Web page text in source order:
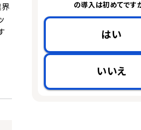
界
の導入は初めてです
はい
いいえ